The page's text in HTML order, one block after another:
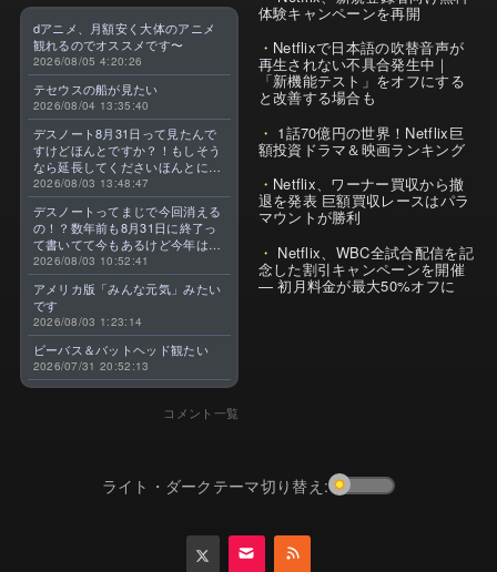
dアニメ、月額安く大体のアニメ
観れるのでオススメです〜
2026/08/05 4:20:26
テセウスの船が見たい
2026/08/04 13:35:40
デスノート8月31日って見たんで
すけどほんとですか？！もしそう
なら延長してくださいほんとに大
好きなんです😭
2026/08/03 13:48:47
デスノートってまじで今回消える
の！？数年前も8月31日に終了っ
て書いてて今もあるけど今年はま
じのやつ！？よくわからん！！で
きればなくならないでほしい！平
成アニメを振り返らせてくれっ
っ！！！！！！！
2026/08/03 10:52:41
アメリカ版「みんな元気」みたい
です
2026/08/03 1:23:14
ビーバス＆バットヘッド観たい
2026/07/31 20:52:13
コメント一覧
体験キャンペーンを再開
Netflixで日本語の吹替音声が
再生されない不具合発生中｜
「新機能テスト」をオフにする
と改善する場合も
1話70億円の世界！Netflix巨
額投資ドラマ＆映画ランキング
Netflix、ワーナー買収から撤
退を発表 巨額買収レースはパラ
マウントが勝利
Netflix、WBC全試合配信を記
念した割引キャンペーンを開催
— 初月料金が最大50%オフに
ライト・ダークテーマ切り替え: